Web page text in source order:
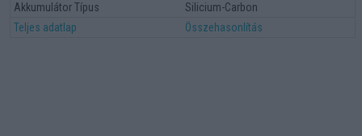
Akkumulátor Típus
Silicium-Carbon
Teljes adatlap
Összehasonlítás